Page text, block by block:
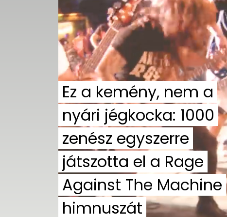
UTCA
ZENE
MÉDIAAJÁNLAT
IMPRESSZUM
PR-ARCHÍVUM
ADATKEZELÉSI
TÁJÉKOZTATÓ
Ez a kemény, nem a
nyári jégkocka: 1000
zenész egyszerre
játszotta el a Rage
Against The Machine
himnuszát